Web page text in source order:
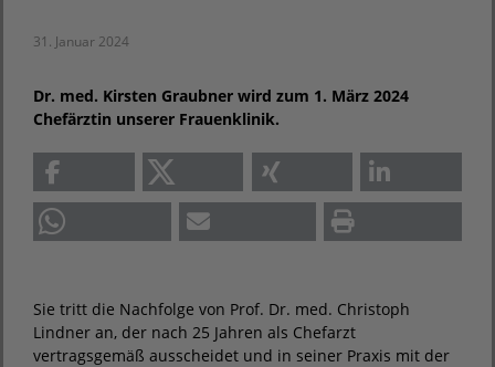
31. Januar 2024
Dr. med. Kirsten Graubner wird zum 1. März 2024
Chefärztin unserer Frauenklinik.
Sie tritt die Nachfolge von Prof. Dr. med. Christoph
Lindner an, der nach 25 Jahren als Chefarzt
vertragsgemäß ausscheidet und in seiner Praxis mit der